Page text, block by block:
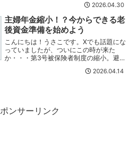
す。もともと健康保険の扶養の考え方は
戦時中がベースになっているので、これ
を今の時代に合わせ...
2026.04.30
主婦年金縮小！？今からできる老
後資金準備を始めよう
こんにちは！うさこです。Xでも話題にな
っていましたが、ついにこの時が来た
か・・・第3号被保険者制度の縮小。避け
これからはドンドン働いて税金納めてく
2026.04.14
ンサーリンク